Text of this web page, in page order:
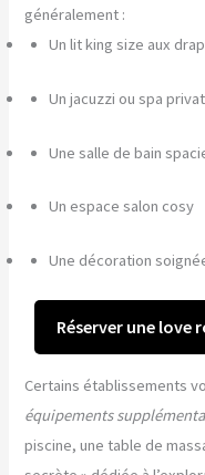
généralement :
Un lit king size aux
Un jacuzzi ou spa
Une salle de bain
Un espace salon cosy
Une décoration
Réserver une love
Certains établissements
équipements
piscine, une table de